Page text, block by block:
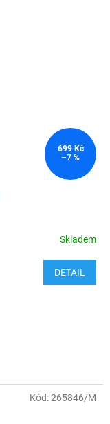
699 Kč
–7 %
Skladem
DETAIL
Kód:265846/M